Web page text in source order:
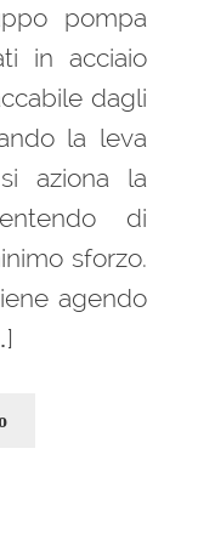
pompa
in acciaio
dagli
la leva
aziona la
di
sforzo.
agendo